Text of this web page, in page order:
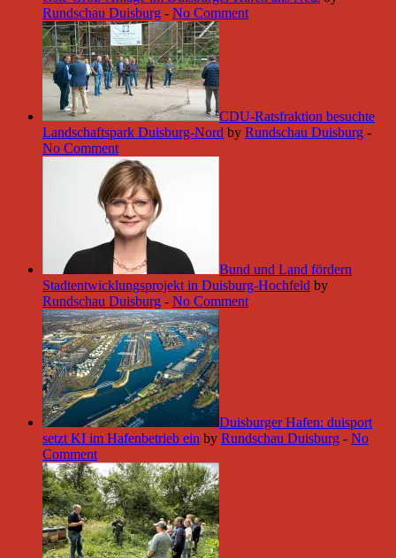
Rundschau Duisburg - No Comment
CDU-Ratsfraktion besuchte
Landschaftspark Duisburg-Nord by Rundschau Duisburg -
No Comment
Bund und Land fördern
Stadtentwicklungsprojekt in Duisburg-Hochfeld by
Rundschau Duisburg - No Comment
Duisburger Hafen: duisport
setzt KI im Hafenbetrieb ein by Rundschau Duisburg - No
Comment